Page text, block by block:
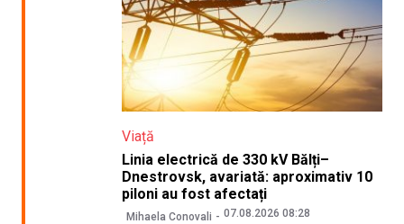
Viață
Linia electrică de 330 kV Bălți–
Dnestrovsk, avariată: aproximativ 10
piloni au fost afectați
Mihaela Conovali 07.08.2026 08:28